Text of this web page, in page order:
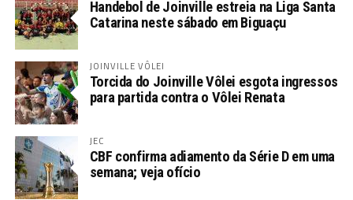
Handebol de Joinville estreia na Liga Santa
Catarina neste sábado em Biguaçu
JOINVILLE VÔLEI
Torcida do Joinville Vôlei esgota ingressos
para partida contra o Vôlei Renata
JEC
CBF confirma adiamento da Série D em uma
semana; veja ofício